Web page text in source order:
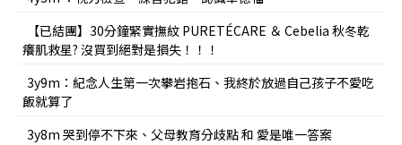
【已結團】30分鐘緊實撫紋 PURETÉCARE ＆ Cebelia 秋冬乾
癢肌救星? 沒買到絕對是損失！！！
3y9m：紀念人生第一次攀岩抱石、我終於放過自己孩子不愛吃
飯就算了
3y8m 哭到停不下來、父母教育分歧點 和 愛是唯一答案